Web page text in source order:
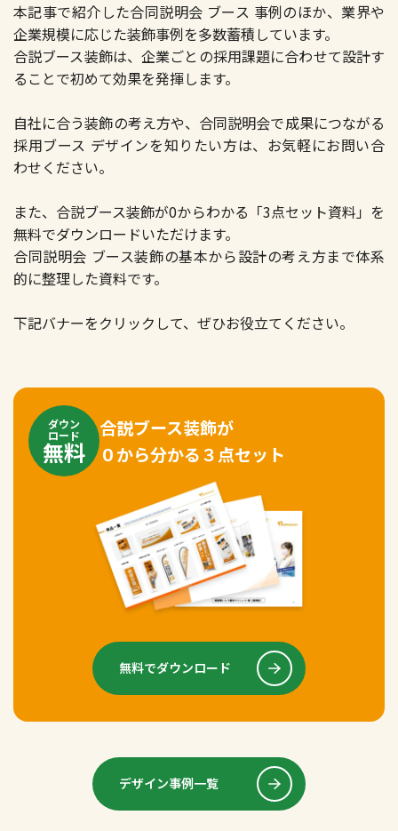
本記事で紹介した合同説明会 ブース 事例のほか、業界や
企業規模に応じた装飾事例を多数蓄積しています。
合説ブース装飾は、企業ごとの採用課題に合わせて設計す
ることで初めて効果を発揮します。
自社に合う装飾の考え方や、合同説明会で成果につながる
採用ブース デザインを知りたい方は、お気軽にお問い合
わせください。
また、合説ブース装飾が0からわかる「3点セット資料」を
無料でダウンロードいただけます。
合同説明会 ブース装飾の基本から設計の考え方まで体系
的に整理した資料です。
下記バナーをクリックして、ぜひお役立てください。
ダウン
ロード
無料
合説ブース装飾が
０から分かる３点セット
無料でダウンロード
デザイン事例一覧